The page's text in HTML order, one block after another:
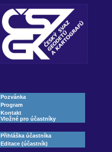
Pozvánka
Program
Kontakt
Vložné pro účastníky
Přihláška účastníka
Editace (účastník)